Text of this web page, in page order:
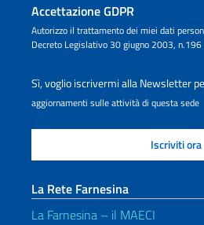
Accettazione GDPR
Autorizzo il trattamento dei miei dati
Decreto Legislativo 30 giugno 2003, n.196
Sì, voglio iscrivermi alla Newsletter
aggiornamenti sulle attività di questa sede
La Rete Farnesina
La Farnesina – il MAECI